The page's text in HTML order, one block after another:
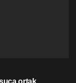
ortak